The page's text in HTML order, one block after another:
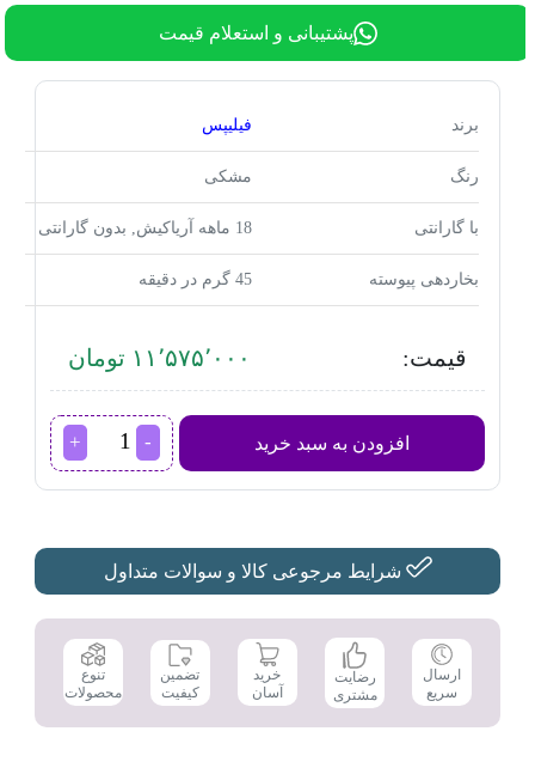
پشتیبانی و استعلام قیمت
برند فیلیپس
رنگ مشکی
با گارانتی 18 ماهه آریاکیش, بدون گارانتی
بخاردهی پیوسته 45 گرم در دقیقه
قیمت: ۱۱٬۵۷۵٬۰۰۰ تومان
افزودن به سبد خرید
اتو
فیلیپس
شرایط مرجوعی کالا و سوالات متداول
ارسال
سریع
رضایت
مشتری
خرید
آسان
تضمین
کیفیت
تنوع
محصولات